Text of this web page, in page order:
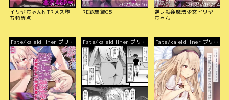
2026/7/6
イリヤちゃんNTRメス堕
ち特異点
2026/3/16
RE総集編05
2025/10/14
逆レ獣姦魔法少女イリヤ
ちゃんII
Fate/kaleid liner プリズ
マ☆イリヤ
Fate/kaleid liner プリズ
マ☆イリヤ
Fate/kaleid liner プリズ
マ☆イリヤ